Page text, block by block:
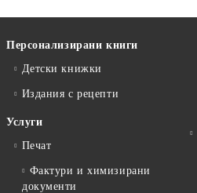
Персонализирани книги
Детски книжки
Издания с рецепти
Услуги
Печат
Фактури и химизирани
документи